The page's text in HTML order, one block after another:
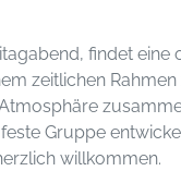
findet eine
zeitlichen Rahmen
Gruppe
willkommen.